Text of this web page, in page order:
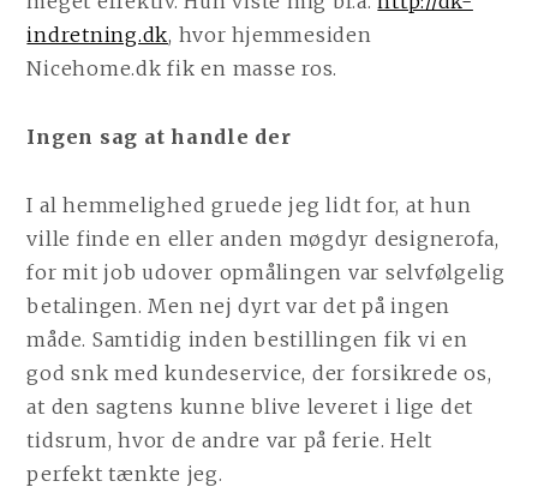
indretning.dk, hvor hjemmesiden
Nicehome.dk fik en masse ros.
Ingen sag at handle der
I al hemmelighed gruede jeg lidt for, at hun
ville finde en eller anden møgdyr designerofa,
for mit job udover opmålingen var selvfølgelig
betalingen. Men nej dyrt var det på ingen
måde. Samtidig inden bestillingen fik vi en
god snk med kundeservice, der forsikrede os,
at den sagtens kunne blive leveret i lige det
tidsrum, hvor de andre var på ferie. Helt
perfekt tænkte jeg.